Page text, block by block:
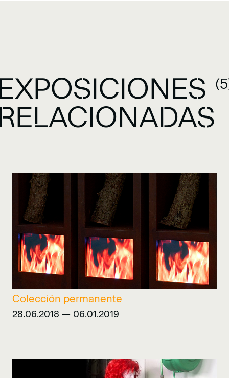
Colección permanente
28.06.2018 — 06.01.2019